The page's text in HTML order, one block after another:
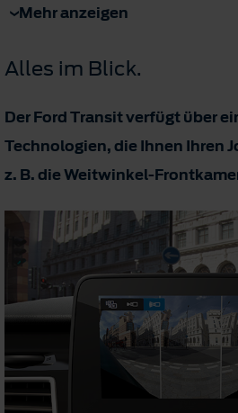
Mehr anzeigen
Alles im Blick.
Der Ford Transit verfügt über
Technologien, die Ihnen Ihren
z. B. die Weitwinkel-